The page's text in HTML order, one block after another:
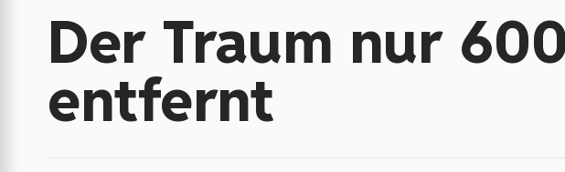
Der Traum nur
entfernt